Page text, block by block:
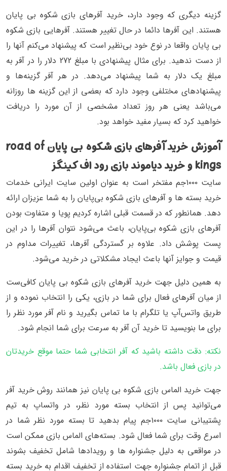
گزینه دیگری که وجود دارد، خرید آفرهای بازی شکوه بی پایان
هستند. این آفرها دائما در حال تغییر هستند. آفر‌هایی بازی شکوه
بی پایان واقعا در نوع خود بی‌نظیر است که پیشنهاد می‌کنم آنها را
از دست ندهید. برای مثال پیشنهادی با مبلغ 272 دلار را در آفر به
مبلغ یک دلار به شما پیشنهاد می‌دهد. در هر آفر گزینه‌ها و
پیشنهادهای مختلفی وجود دارد که بعضی از این گزینه ها روزانه
می‌باشد یعنی هر روز تعداد مشخصی از آن مورد را دریافت
خواهید کرد که بسیار مفید خواهد بود.
آموزش خرید آفرهای بازی شکوه بی پایان road of
kings و خرید دیاموند بازی رود اف کینگز
سایت ۱۰۰۰جم مفتخر است به عنوان اولین سایت ایرانی خدمات
خرید بسته ها و آفرهای بازی شکوه بی‌پایان را به شما عزیزان ارائه
دهد. همانطور که در قسمت قبلی اشاره کردیم پویا و متفاوت بودن
آفرهای بازی شکوه بی‌پایان، باعث می‌شود نتوان آفرها را در این
پست پوشش داد. علاوه بر گستردگی آفرها، تغییرات مداوم در
قیمت و جوایز آنها باعث ایجاد مشکلاتی در خرید می‌شود.
به همین دلیل جهت خرید آفرهای بازی شکوه بی پایان کافی‌ست
از میان آفرهای فعال برای شما در بازی، یکی را انتخاب نموده و از
طریق واتس‌آپ یا تلگرام با ما تماس بگیرید و نام آفر مورد نظر را
برای ما بنویسید تا خرید آن آفر به سرعت برای شما انجام شود.
نکته: دقت داشته باشید که آفر انتخابی شما حتما موقع خریدتان
در بازی فعال باشد.
جهت خرید الماس بازی شکوه بی پایان نیز همانند روش خرید آفر
می‌توانید پس از انتخاب بسته مورد نظر، در واتساپ به تیم
پشتیبانی سایت ۱۰۰۰جم پیام بدهید تا بسته مورد نظر شما در
اسرع وقت برای شما فعال شود. بسته‌های الماس بازی ممکن است
در مواقعی به دلیل جشنواره ها و رویدادها شامل تخفیف بشوند
قبل از اتمام جشنواره جهت استفاده از تخفیف اقدام به خرید بسته